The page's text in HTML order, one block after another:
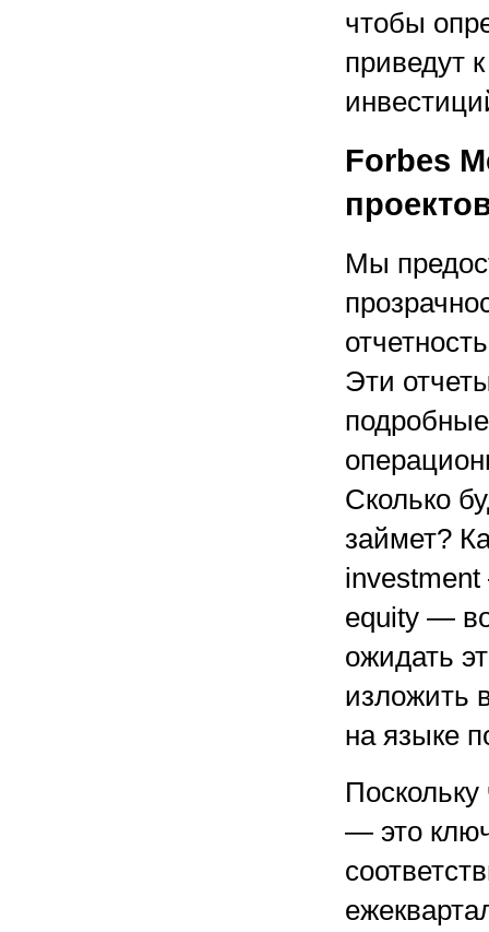
чтобы
приведут
Forbes
Мы
Эти
Сколько
займет?
equity —
ожидать
изложить
на языке
— это